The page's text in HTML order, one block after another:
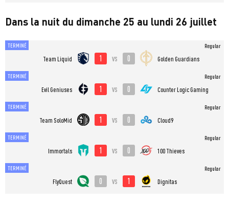
Dans la nuit du dimanche 25 au lundi 26 juillet
TERMINÉ
Team Liquid 1 vs 0 Golden Guardians
Regular
TERMINÉ
Evil Geniuses 1 vs 0 Counter Logic Gaming
Regular
TERMINÉ
Team SoloMid 1 vs 0 Cloud9
Regular
TERMINÉ
Immortals 1 vs 0 100 Thieves
Regular
TERMINÉ
FlyQuest 0 vs 1 Dignitas
Regular